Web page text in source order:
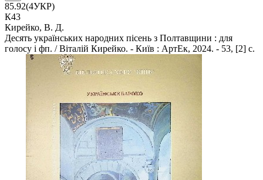
85.92(4УКР)
К43
Кирейко, В. Д.
Десять українських народних пісень з Полтавщини : для
голосу і фп. / Віталій Кирейко. - Київ : АртЕк, 2024. - 53, [2] c.